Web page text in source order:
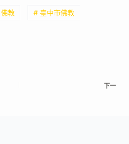
教 # 臺中市佛教
下一